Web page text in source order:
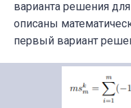
варианта решения
описаны
первый вариант